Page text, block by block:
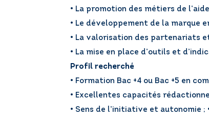
• La promotion des métiers de
• Le développement de la marque
• La valorisation des partenariats
• La mise en place d’outils et
Profil recherché
• Formation Bac +4 ou Bac +5 en
• Excellentes capacités
• Sens de l’initiative et autonomie